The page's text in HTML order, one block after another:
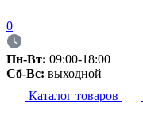
0
Пн-Вт: 09:00-18:00
Сб-Вс: выходной
Каталог товаров